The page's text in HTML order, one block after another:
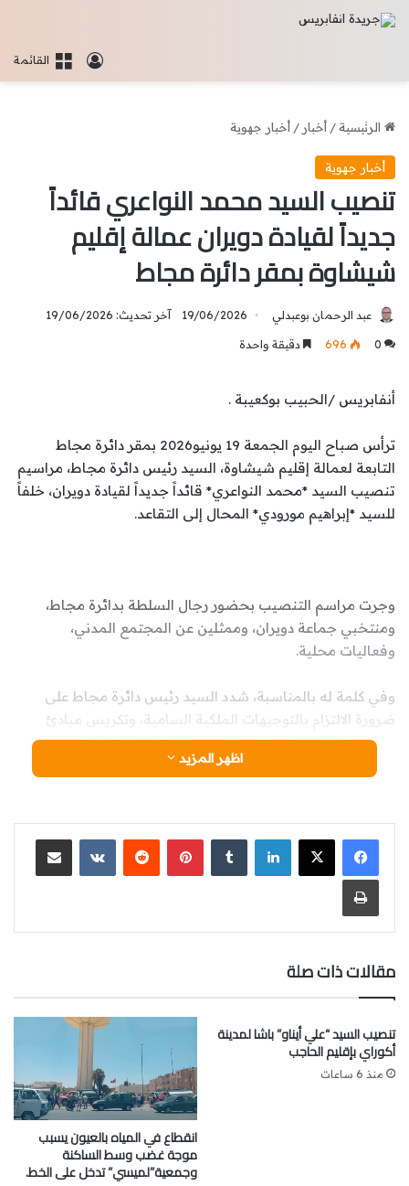
القائمةتسجيل
الرئيسية/ أخبار / أخبار جهوية
أخبار جهوية
تنصيب السيد محمد النواعري قائداً
جديداً لقيادة دويران عمالة إقليم
شيشاوة بمقر دائرة مجاط
عبد الرحمان بوعبدلي 19/06/2026 آخر تحديث: 19/06/2026
0
696 دقيقة واحدة
أنفابريس /الحبيب بوكعيبة .
ترأس صباح اليوم الجمعة 19 يونيو2026 بمقر دائرة مجاط
التابعة لعمالة إقليم شيشاوة، السيد رئيس دائرة مجاط، مراسيم
تنصيب السيد *محمد النواعري* قائداً جديداً لقيادة دويران، خلفاً
للسيد *إبراهيم مورودي* المحال إلى التقاعد.
وجرت مراسم التنصيب بحضور رجال السلطة بدائرة مجاط،
ومنتخبي جماعة دويران، وممثلين عن المجتمع المدني،
وفعاليات محلية.
وفي كلمة له بالمناسبة، شدد السيد رئيس دائرة مجاط على
ضرورة الالتزام بالتوجيهات الملكية السامية، وتكريس مبادئ
القرب والإنصات للمواطن، وتسريع وتيرة تنزيل المشاريع
التنموية بالمنطقة، مع الحفاظ على الأمن والاستقرار.
العام، والانفتاح على جميع الفاعلين المحليين من أجل الرفع من
مستوى الخدمات المقدمة لساكنة قيادة دويران.
بالقيادة، متمنين له التوفيق والنجاح في مهامه الجديدة.
اظهر المزيد
لينكدإن بينتيريست
مقالات ذات صلة
تنصيب السيد “علي أيناو” باشا لمدينة
أكوراي بإقليم الحاجب
منذ 6 ساعات
انقطاع في المياه بالعيون يسبب
موجة غضب وسط الساكنة
وجمعية”لميسي” تدخل على الخط.